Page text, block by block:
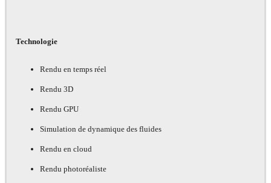
Technologie
Rendu en temps réel
Rendu 3D
Rendu GPU
Simulation de dynamique des fluides
Rendu en cloud
Rendu photoréaliste